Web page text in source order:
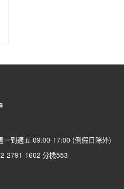
一到週五 09:00-17:00 (例假日除外)
2791-1602 分機553